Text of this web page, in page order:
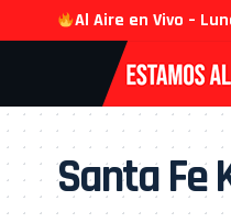
Al Aire en Vivo –
Santa Fe